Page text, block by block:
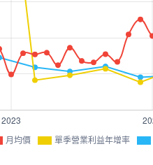
月均價 單季營業利益年增率